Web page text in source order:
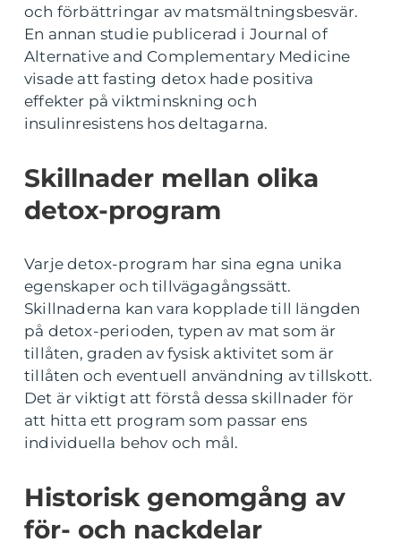
och förbättringar av matsmältningsbesvär.
En annan studie publicerad i Journal of
Alternative and Complementary Medicine
visade att fasting detox hade positiva
effekter på viktminskning och
insulinresistens hos deltagarna.
Skillnader mellan olika
detox-program
Varje detox-program har sina egna unika
egenskaper och tillvägagångssätt.
Skillnaderna kan vara kopplade till längden
på detox-perioden, typen av mat som är
tillåten, graden av fysisk aktivitet som är
tillåten och eventuell användning av tillskott.
Det är viktigt att förstå dessa skillnader för
att hitta ett program som passar ens
individuella behov och mål.
Historisk genomgång av
för- och nackdelar